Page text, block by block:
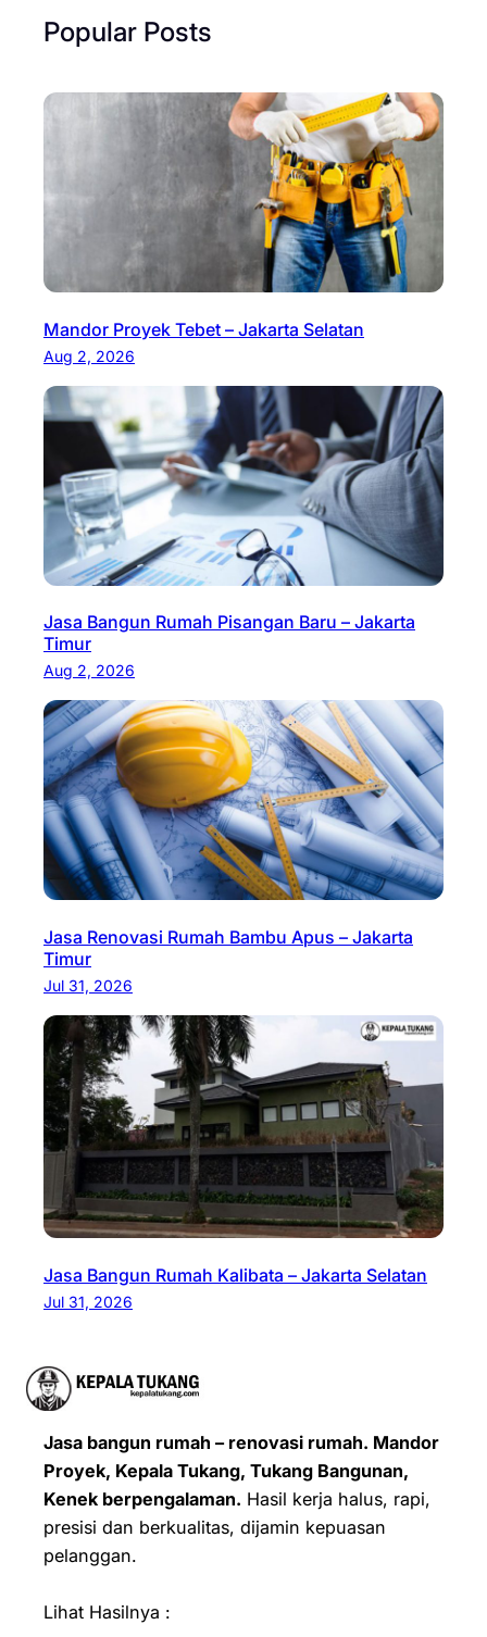
Popular Posts
Mandor Proyek Tebet – Jakarta Selatan
Aug 2, 2026
Jasa Bangun Rumah Pisangan Baru – Jakarta
Timur
Aug 2, 2026
Jasa Renovasi Rumah Bambu Apus – Jakarta
Timur
Jul 31, 2026
Jasa Bangun Rumah Kalibata – Jakarta Selatan
Jul 31, 2026
Jasa bangun rumah – renovasi rumah. Mandor
Proyek, Kepala Tukang, Tukang Bangunan,
Kenek berpengalaman. Hasil kerja halus, rapi,
presisi dan berkualitas, dijamin kepuasan
pelanggan.
Lihat Hasilnya :